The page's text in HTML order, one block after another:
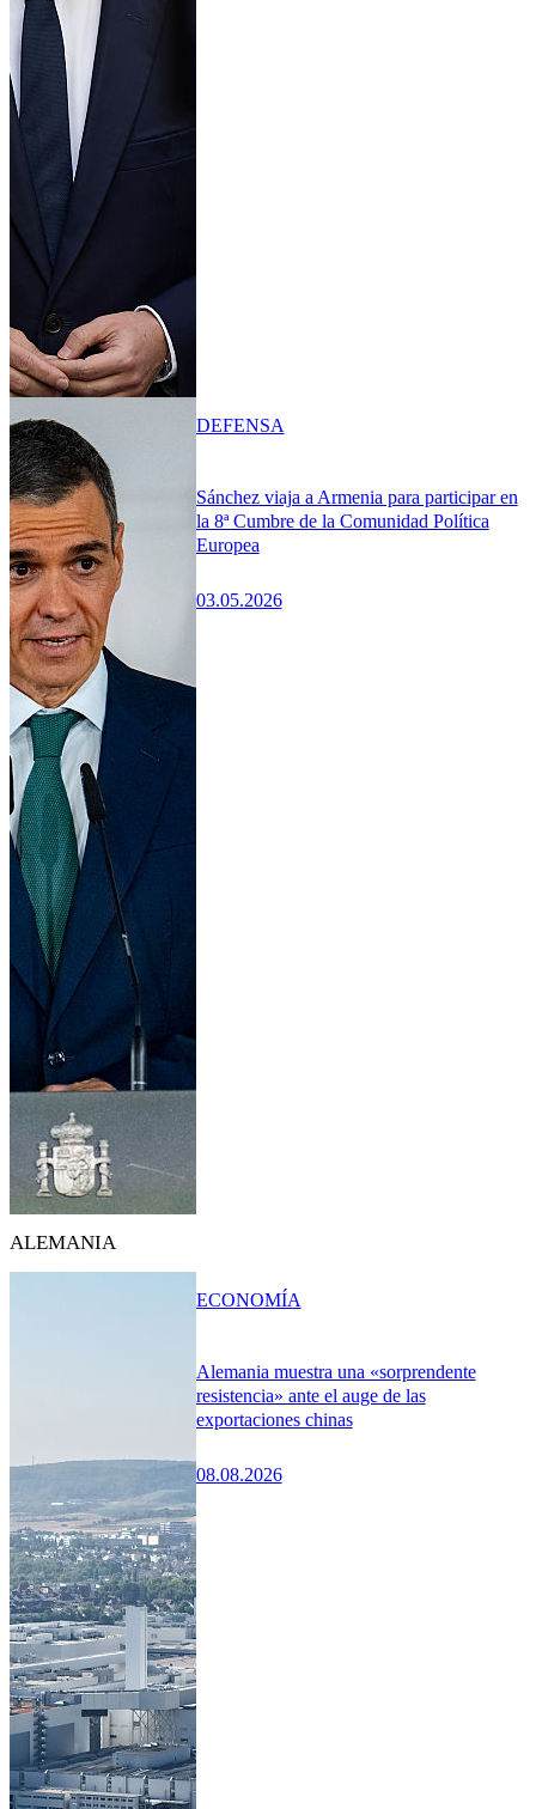
Sánchez viaja a Armenia para participar en
la 8ª Cumbre de la Comunidad Política
Europea
03.05.2026
DEFENSA
ALEMANIA
Alemania muestra una «sorprendente
resistencia» ante el auge de las
exportaciones chinas
08.08.2026
ECONOMÍA